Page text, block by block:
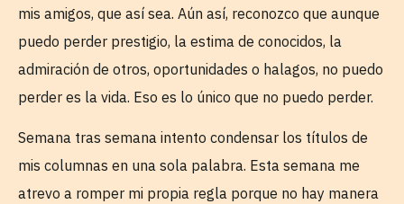
mis amigos, que así sea. Aún así, reconozco que aunque
puedo perder prestigio, la estima de conocidos, la
admiración de otros, oportunidades o halagos, no puedo
perder es la vida. Eso es lo único que no puedo perder.
Semana tras semana intento condensar los títulos de
mis columnas en una sola palabra. Esta semana me
atrevo a romper mi propia regla porque no hay manera